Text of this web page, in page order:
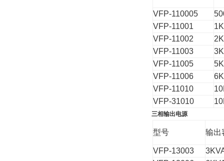
VFP-110005
VFP-11001
VFP-11002
VFP-11003
VFP-11005
VFP-11006
VFP-11010
VFP-31010
三相输出电源
型号 输出
VFP-13003